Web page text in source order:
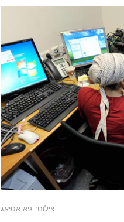
צילום: גיא אסיאג